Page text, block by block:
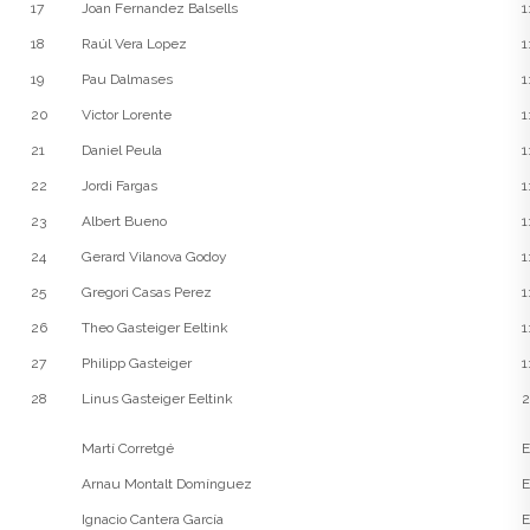
17 Joan Fernandez Balsells
18 Raúl Vera Lopez
19 Pau Dalmases
20 Victor Lorente
21 Daniel Peula
22 Jordi Fargas
23 Albert Bueno
24 Gerard Vilanova Godoy
25 Gregori Casas Perez
26 Theo Gasteiger Eeltink
27 Philipp Gasteiger
28 Linus Gasteiger Eeltink
Martí Corretgé
Arnau Montalt Domínguez
Ignacio Cantera García